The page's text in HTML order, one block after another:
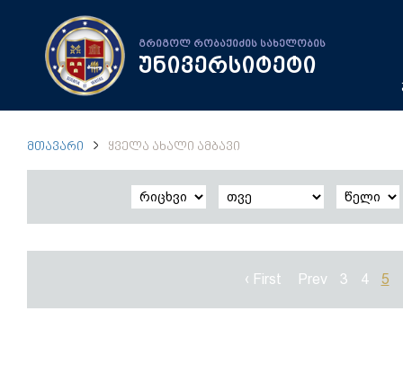
გრიგოლ რობაქიძის სახელობის
უნივერსიტეტი
ᲛᲗᲐᲕᲐᲠᲘ ᲧᲕᲔᲚᲐ ᲐᲮᲐᲚᲘ ᲐᲛᲑᲐᲕᲘ
‹ First Prev 3 4 5